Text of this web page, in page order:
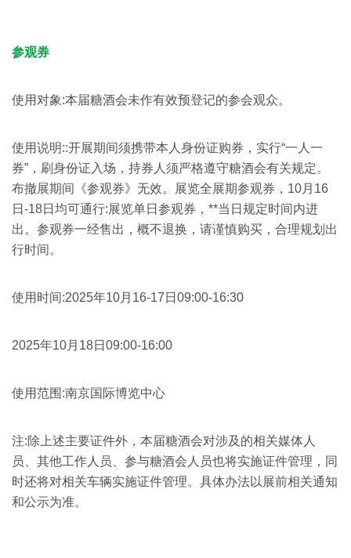
参观券
使用对象:本届糖酒会未作有效预登记的参会观众。
使用说明::开展期间须携带本人身份证购券，实行“一人一
券”，刷身份证入场，持券人须严格遵守糖酒会有关规定。
布撤展期间《参观券》无效。展览全展期参观券，10月16
日-18日均可通行:展览单日参观券，**当日规定时间内进
出。参观券一经售出，概不退换，请谨慎购买，合理规划出
行时间。
使用时间:2025年10月16-17日09:00-16:30
2025年10月18日09:00-16:00
使用范围:南京国际博览中心
注:除上述主要证件外，本届糖酒会对涉及的相关媒体人
员、其他工作人员、参与糖酒会人员也将实施证件管理，同
时还将对相关车辆实施证件管理。具体办法以展前相关通知
和公示为准。